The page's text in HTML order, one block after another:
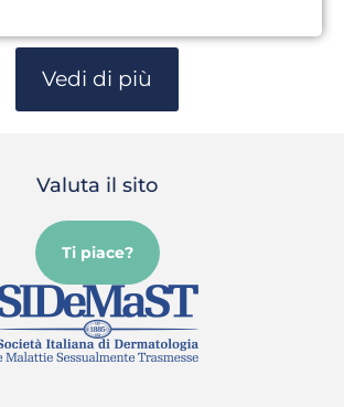
Vedi di più
Valuta il sito
Ti piace?